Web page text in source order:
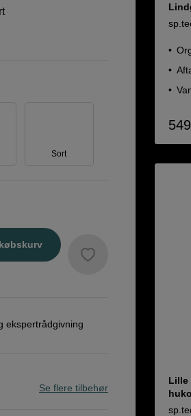
Sort
ekspertrådgivning
Se flere tilbehør
549
Lille